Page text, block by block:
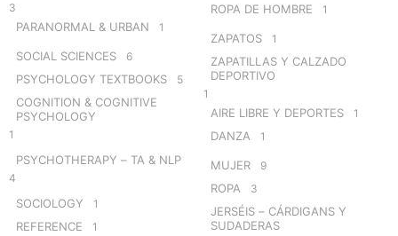
3
PARANORMAL & URBAN 1
SOCIAL SCIENCES 6
PSYCHOLOGY TEXTBOOKS 5
COGNITION & COGNITIVE
PSYCHOLOGY
1
PSYCHOTHERAPY – TA & NLP
4
SOCIOLOGY 1
REFERENCE 1
ROPA DE HOMBRE 1
ZAPATOS 1
ZAPATILLAS Y CALZADO
DEPORTIVO
1
AIRE LIBRE Y DEPORTES 1
DANZA 1
MUJER 9
ROPA 3
JERSÉIS – CÁRDIGANS Y
SUDADERAS